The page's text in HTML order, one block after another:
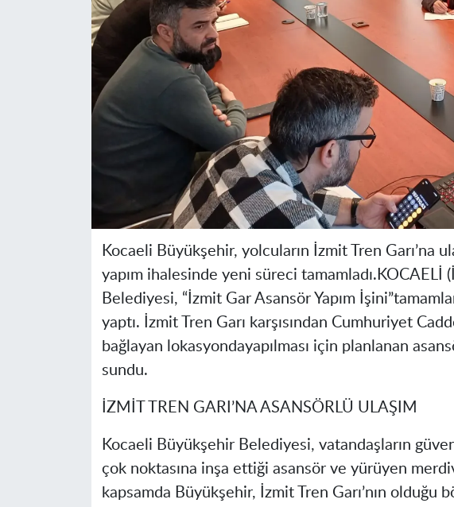
Kocaeli Büyükşehir, yolcuların İzmit Tren Garı’na
yapım ihalesinde yeni süreci tamamladı. KOCAELİ
Belediyesi, “İzmit Gar Asansör Yapım
yaptı. İzmit Tren Garı karşısından Cumhuriyet
bağlayan lokasyondayapılması için planlanan
sundu.
İZMİT TREN GARI’NA ASANSÖRLÜ ULAŞIM
Kocaeli Büyükşehir Belediyesi, vatandaşların
çok noktasına inşa ettiği asansör ve yürüyen
kapsamda Büyükşehir, İzmit Tren Garı’nın olduğu